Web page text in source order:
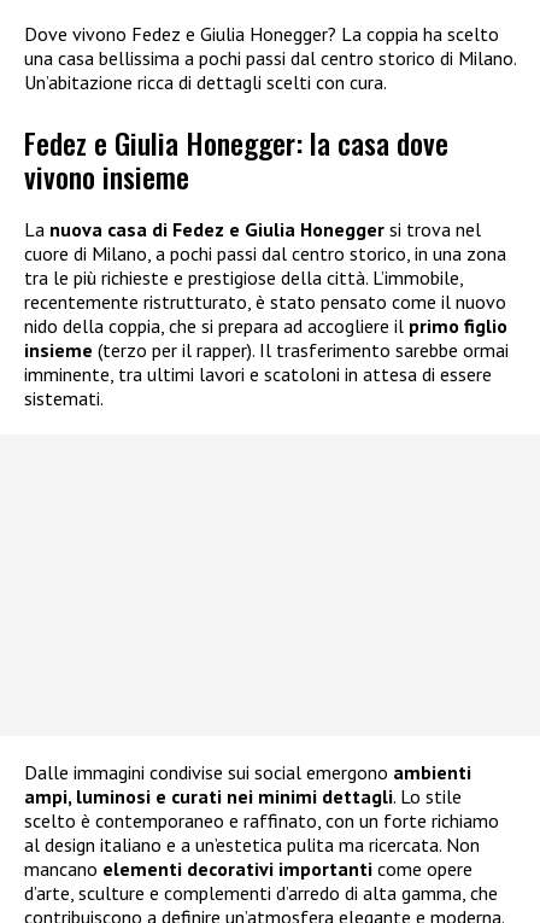
Dove vivono Fedez e Giulia Honegger? La coppia ha scelto
una casa bellissima a pochi passi dal centro storico di Milano.
Un’abitazione ricca di dettagli scelti con cura.
Fedez e Giulia Honegger: la casa dove
vivono insieme
La nuova casa di Fedez e Giulia Honegger si trova nel
cuore di Milano, a pochi passi dal centro storico, in una zona
tra le più richieste e prestigiose della città. L’immobile,
recentemente ristrutturato, è stato pensato come il nuovo
nido della coppia, che si prepara ad accogliere il primo figlio
insieme (terzo per il rapper). Il trasferimento sarebbe ormai
imminente, tra ultimi lavori e scatoloni in attesa di essere
sistemati.
Dalle immagini condivise sui social emergono ambienti
ampi, luminosi e curati nei minimi dettagli. Lo stile
scelto è contemporaneo e raffinato, con un forte richiamo
al design italiano e a un’estetica pulita ma ricercata. Non
mancano elementi decorativi importanti come opere
d’arte, sculture e complementi d’arredo di alta gamma, che
contribuiscono a definire un’atmosfera elegante e moderna.